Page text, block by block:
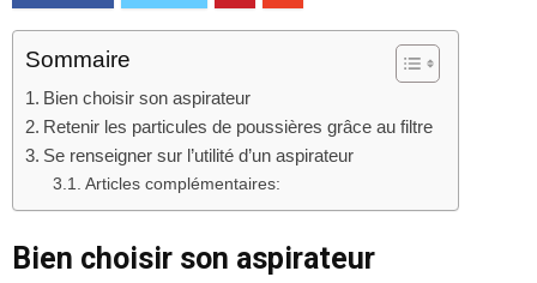
Sommaire
Bien choisir son aspirateur
Retenir les particules de poussières grâce au filtre
Se renseigner sur l’utilité d’un aspirateur
Articles complémentaires:
Bien choisir son aspirateur